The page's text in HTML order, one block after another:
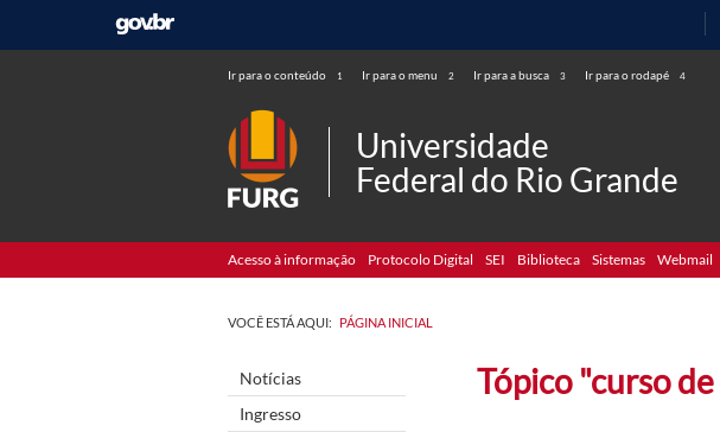
Ir para o conteúdo 1 Ir para o menu 2 Ir para a busca 3 Ir para o rodapé 4
Universidade
Federal do Rio Grande
Acesso à informação Protocolo Digital SEI Biblioteca Sistemas Webmail
VOCÊ ESTÁ AQUI: PÁGINA INICIAL
Notícias
Ingresso
Tópico "curso